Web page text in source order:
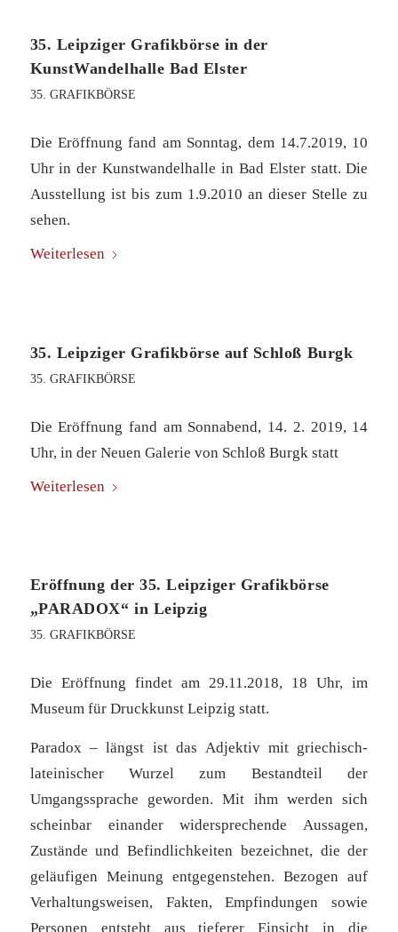
35. Leipziger Grafikbörse in der
KunstWandelhalle Bad Elster
35. GRAFIKBÖRSE
Die Eröffnung fand am Sonntag, dem 14.7.2019, 10
Uhr in der Kunstwandelhalle in Bad Elster statt. Die
Ausstellung ist bis zum 1.9.2010 an dieser Stelle zu
sehen.
Weiterlesen
35. Leipziger Grafikbörse auf Schloß Burgk
35. GRAFIKBÖRSE
Die Eröffnung fand am Sonnabend, 14. 2. 2019, 14
Uhr, in der Neuen Galerie von Schloß Burgk statt
Weiterlesen
Eröffnung der 35. Leipziger Grafikbörse
„PARADOX“ in Leipzig
35. GRAFIKBÖRSE
Die Eröffnung findet am 29.11.2018, 18 Uhr, im
Museum für Druckkunst Leipzig statt.
Paradox – längst ist das Adjektiv mit griechisch-
lateinischer Wurzel zum Bestandteil der
Umgangssprache geworden. Mit ihm werden sich
scheinbar einander widersprechende Aussagen,
Zustände und Befindlichkeiten bezeichnet, die der
geläufigen Meinung entgegenstehen. Bezogen auf
Verhaltungsweisen, Fakten, Empfindungen sowie
Personen entsteht aus tieferer Einsicht in die